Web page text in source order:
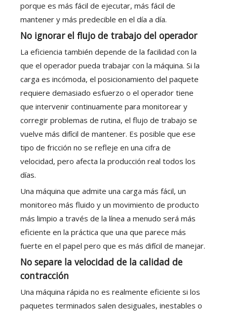
porque es más fácil de ejecutar, más fácil de
mantener y más predecible en el día a día.
No ignorar el flujo de trabajo del operador
La eficiencia también depende de la facilidad con la
que el operador pueda trabajar con la máquina. Si la
carga es incómoda, el posicionamiento del paquete
requiere demasiado esfuerzo o el operador tiene
que intervenir continuamente para monitorear y
corregir problemas de rutina, el flujo de trabajo se
vuelve más difícil de mantener. Es posible que ese
tipo de fricción no se refleje en una cifra de
velocidad, pero afecta la producción real todos los
días.
Una máquina que admite una carga más fácil, un
monitoreo más fluido y un movimiento de producto
más limpio a través de la línea a menudo será más
eficiente en la práctica que una que parece más
fuerte en el papel pero que es más difícil de manejar.
No separe la velocidad de la calidad de
contracción
Una máquina rápida no es realmente eficiente si los
paquetes terminados salen desiguales, inestables o